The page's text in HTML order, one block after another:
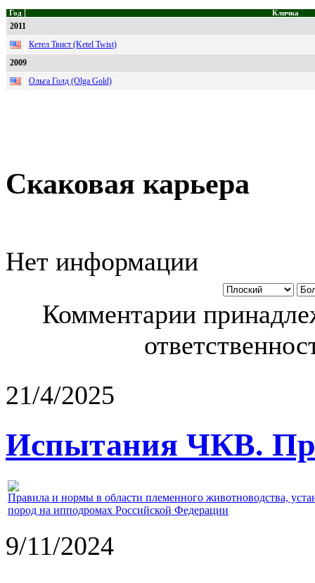
Год Кличка
2011
Кетел Твист (Ketel Twist)
2009
Ольга Голд (Olga Gold)
Скаковая карьера
Нет информации
Комментарии
21/4/2025
Испытания ЧКВ.
Правила и нормы в области племенного животноводства,
пород на ипподромах Российской Федерации
9/11/2024